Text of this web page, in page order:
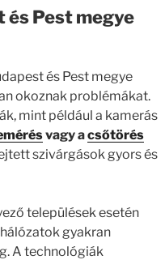
és Pest megye
és Pest megye
okoznak problémákat.
mint például a kamerás
vagy acsőtörés
szivárgások gyors és
települések esetén
gyakran
A technológiák